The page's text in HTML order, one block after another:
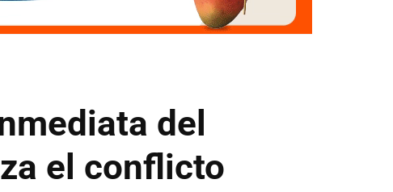
del
el conflicto